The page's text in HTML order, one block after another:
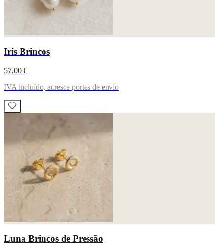
Iris Brincos
57,00 €
IVA incluído, acresce portes de envio
Luna Brincos de Pressão